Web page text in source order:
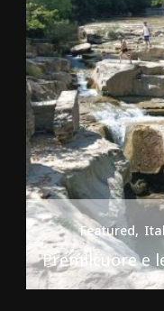
Featured
Premilcuore e